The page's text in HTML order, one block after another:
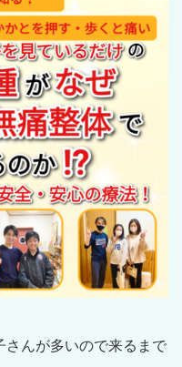
さんが多いので来るまで